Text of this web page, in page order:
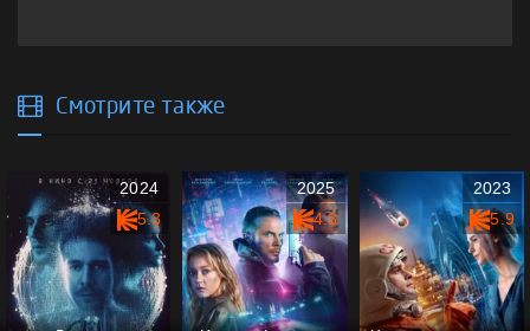
Смотрите также
2024
5.3
2025
4.3
2023
5.9